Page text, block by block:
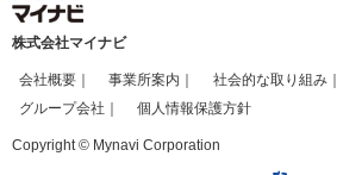
株式会社マイナビ
会社概要 事業所案内 社会的な取り組み
グループ会社
個人情報保護方針
Copyright © Mynavi Corporation